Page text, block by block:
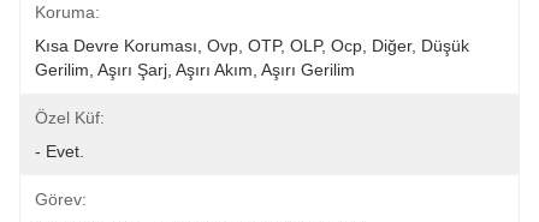
Koruma:
Kısa Devre Koruması, Ovp, OTP, OLP, Ocp, Diğer, Düşük
Gerilim, Aşırı Şarj, Aşırı Akım, Aşırı Gerilim
Özel Küf:
- Evet.
Görev: